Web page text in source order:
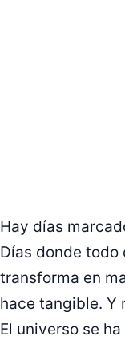
Hay días
Días donde todo
transforma en
hace tangible. Y
El universo se